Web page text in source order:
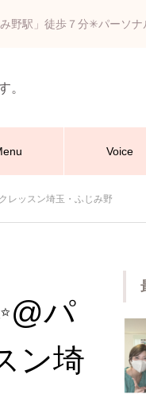
野駅」徒歩７分✳︎パーソ
。
Voice
レッスン埼玉・ふじみ野
パ
ン埼